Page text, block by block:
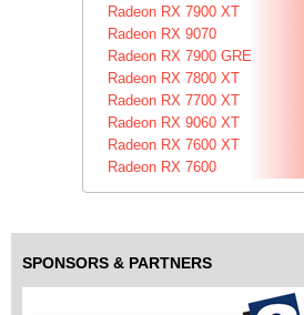
Radeon RX 7900 XT
Radeon RX 9070
Radeon RX 7900 GRE
Radeon RX 7800 XT
Radeon RX 7700 XT
Radeon RX 9060 XT
Radeon RX 7600 XT
Radeon RX 7600
SPONSORS & PARTNERS